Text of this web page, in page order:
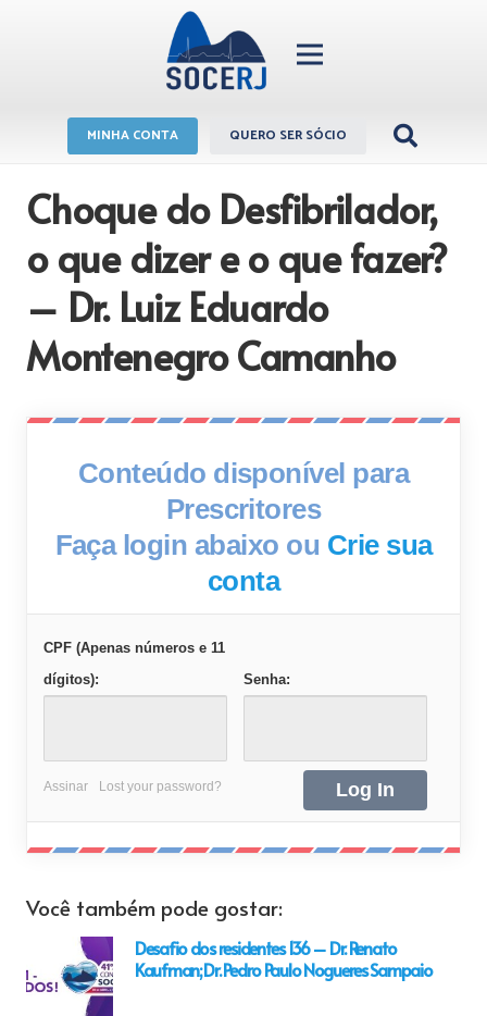
MINHA CONTA QUERO SER SÓCIO
Choque do Desfibrilador,
o que dizer e o que fazer?
– Dr. Luiz Eduardo
Montenegro Camanho
Conteúdo disponível para
Prescritores
Faça login abaixo ou Crie sua
conta
CPF (Apenas números e 11
dígitos):
Senha:
Assinar Lost your password?
Você também pode gostar:
Desafio dos residentes 136 – Dr. Renato
Kaufman; Dr. Pedro Paulo Nogueres Sampaio